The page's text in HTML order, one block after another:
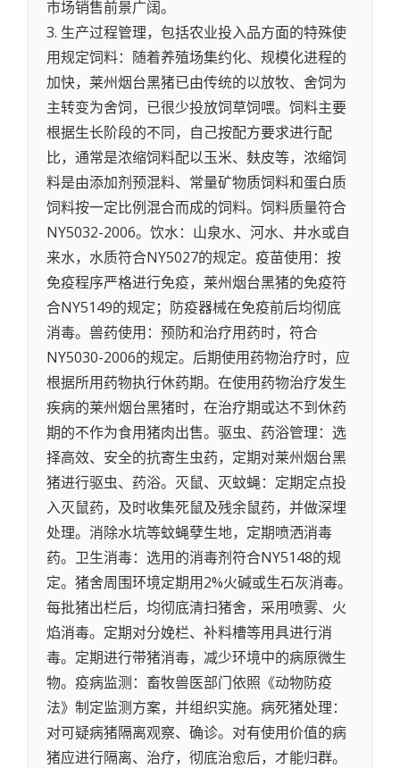
市场销售前景广阔。
3. 生产过程管理，包括农业投入品方面的特殊使
用规定饲料：随着养殖场集约化、规模化进程的
加快，莱州烟台黑猪已由传统的以放牧、舍饲为
主转变为舍饲，已很少投放饲草饲喂。饲料主要
根据生长阶段的不同，自己按配方要求进行配
比，通常是浓缩饲料配以玉米、麸皮等，浓缩饲
料是由添加剂预混料、常量矿物质饲料和蛋白质
饲料按一定比例混合而成的饲料。饲料质量符合
NY5032-2006。饮水：山泉水、河水、井水或自
来水，水质符合NY5027的规定。疫苗使用：按
免疫程序严格进行免疫，莱州烟台黑猪的免疫符
合NY5149的规定；防疫器械在免疫前后均彻底
消毒。兽药使用：预防和治疗用药时，符合
NY5030-2006的规定。后期使用药物治疗时，应
根据所用药物执行休药期。在使用药物治疗发生
疾病的莱州烟台黑猪时，在治疗期或达不到休药
期的不作为食用猪肉出售。驱虫、药浴管理：选
择高效、安全的抗寄生虫药，定期对莱州烟台黑
猪进行驱虫、药浴。灭鼠、灭蚊蝇：定期定点投
入灭鼠药，及时收集死鼠及残余鼠药，并做深埋
处理。消除水坑等蚊蝇孽生地，定期喷洒消毒
药。卫生消毒：选用的消毒剂符合NY5148的规
定。猪舍周围环境定期用2%火碱或生石灰消毒。
每批猪出栏后，均彻底清扫猪舍，采用喷雾、火
焰消毒。定期对分娩栏、补料槽等用具进行消
毒。定期进行带猪消毒，减少环境中的病原微生
物。疫病监测：畜牧兽医部门依照《动物防疫
法》制定监测方案，并组织实施。病死猪处理：
对可疑病猪隔离观察、确诊。对有使用价值的病
猪应进行隔离、治疗，彻底治愈后，才能归群。